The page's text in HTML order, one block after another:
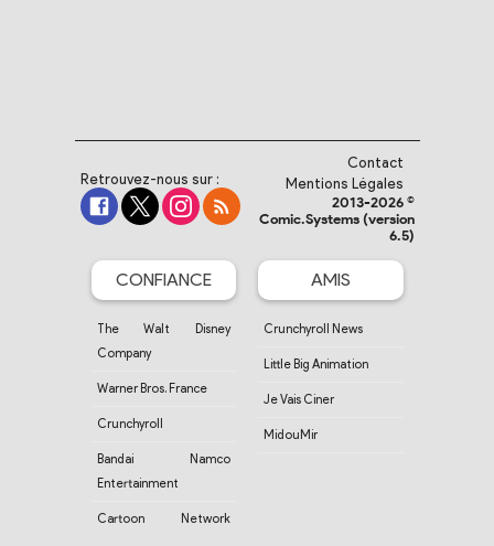
Retrouvez-nous sur :
Contact
Mentions Légales
2013-2026 ©
Comic.Systems (version
6.5)
CONFIANCE
The Walt Disney
Company
Warner Bros. France
Crunchyroll
Bandai Namco
Entertainment
Cartoon Network
AMIS
Crunchyroll News
Little Big Animation
Je Vais Ciner
MidouMir